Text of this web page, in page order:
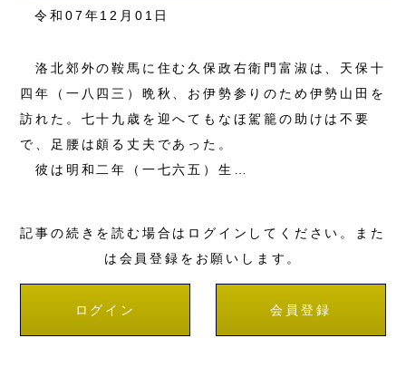
令和07年12月01日
洛北郊外の鞍馬に住む久保政右衛門富淑は、天保十
四年（一八四三）晩秋、お伊勢参りのため伊勢山田を
訪れた。七十九歳を迎へてもなほ駕籠の助けは不要
で、足腰は頗る丈夫であった。
彼は明和二年（一七六五）生…
記事の続きを読む場合はログインしてください。また
は会員登録をお願いします。
ログイン 会員登録